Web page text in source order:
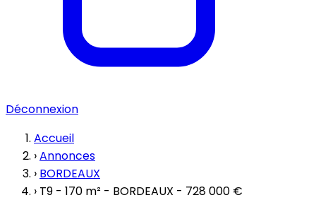
Déconnexion
Accueil
›Annonces
› BORDEAUX
› T9 - 170 m² - BORDEAUX - 728 000 €